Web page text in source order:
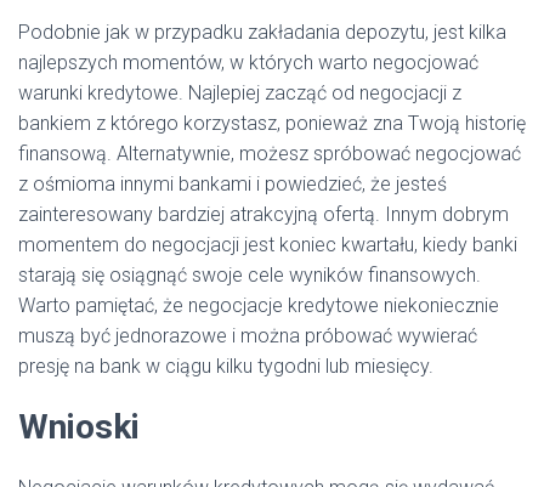
Podobnie jak w przypadku zakładania depozytu, jest kilka
najlepszych momentów, w których warto negocjować
warunki kredytowe. Najlepiej zacząć od negocjacji z
bankiem z którego korzystasz, ponieważ zna Twoją historię
finansową. Alternatywnie, możesz spróbować negocjować
z ośmioma innymi bankami i powiedzieć, że jesteś
zainteresowany bardziej atrakcyjną ofertą. Innym dobrym
momentem do negocjacji jest koniec kwartału, kiedy banki
starają się osiągnąć swoje cele wyników finansowych.
Warto pamiętać, że negocjacje kredytowe niekoniecznie
muszą być jednorazowe i można próbować wywierać
presję na bank w ciągu kilku tygodni lub miesięcy.
Wnioski